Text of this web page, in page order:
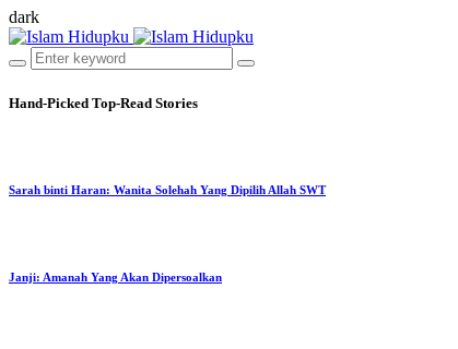
dark
Hand-Picked Top-Read Stories
Sarah binti Haran: Wanita Solehah Yang Dipilih Allah SWT
Janji: Amanah Yang Akan Dipersoalkan